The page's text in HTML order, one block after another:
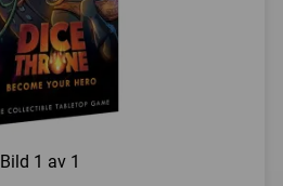
Bild 1 av 1